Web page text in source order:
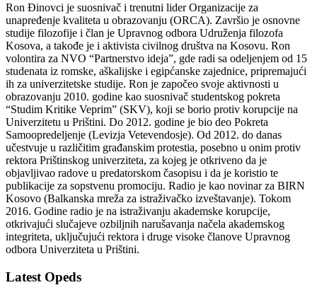
Ron Đinovci je suosnivač i trenutni lider Organizacije za
unapređenje kvaliteta u obrazovanju (ORCA). Završio je osnovne
studije filozofije i član je Upravnog odbora Udruženja filozofa
Kosova, a takođe je i aktivista civilnog društva na Kosovu. Ron
volontira za NVO “Partnerstvo ideja”, gde radi sa odeljenjem od 15
studenata iz romske, aškalijske i egipćanske zajednice, pripremajući
ih za univerzitetske studije. Ron je započeo svoje aktivnosti u
obrazovanju 2010. godine kao suosnivač studentskog pokreta
“Studim Kritike Veprim” (SKV), koji se borio protiv korupcije na
Univerzitetu u Prištini. Do 2012. godine je bio deo Pokreta
Samoopredeljenje (Levizja Vetevendosje). Od 2012. do danas
učestvuje u različitim građanskim protestia, posebno u onim protiv
rektora Prištinskog univerziteta, za kojeg je otkriveno da je
objavljivao radove u predatorskom časopisu i da je koristio te
publikacije za sopstvenu promociju. Radio je kao novinar za BIRN
Kosovo (Balkanska mreža za istraživačko izveštavanje). Tokom
2016. Godine radio je na istraživanju akademske korupcije,
otkrivajući slučajeve ozbiljnih narušavanja načela akademskog
integriteta, uključujući rektora i druge visoke članove Upravnog
odbora Univerziteta u Prištini.
Latest Opeds